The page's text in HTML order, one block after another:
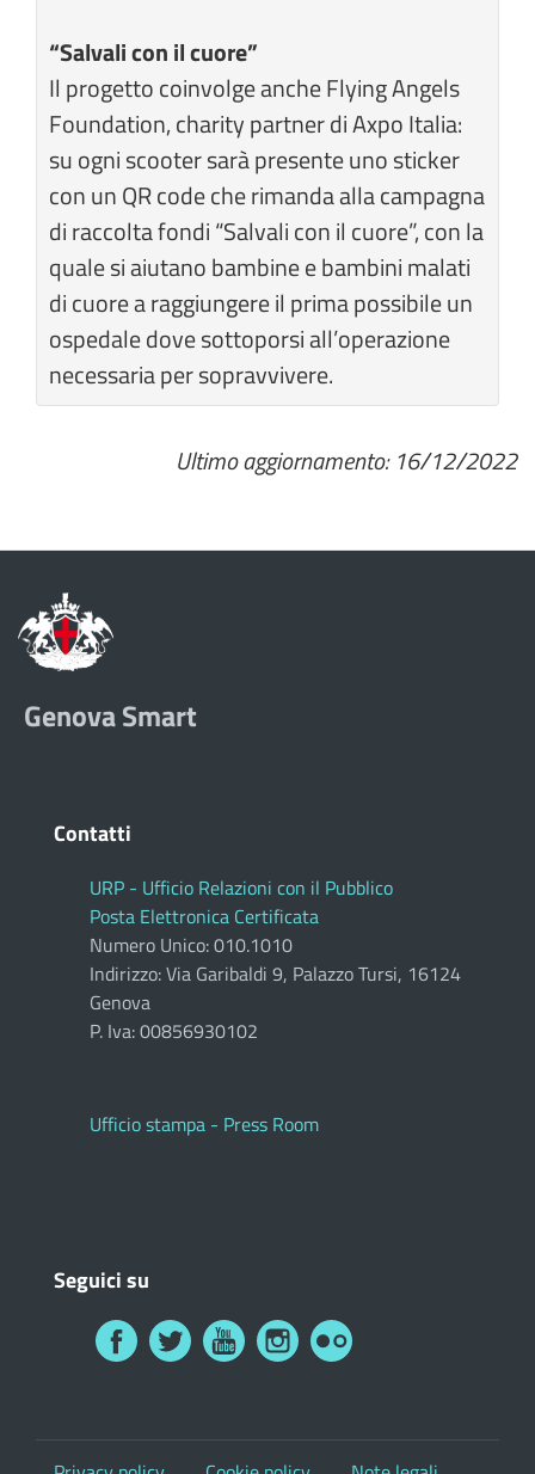
“Salvali con il cuore”
Il progetto coinvolge anche Flying Angels
Foundation, charity partner di Axpo Italia:
su ogni scooter sarà presente uno sticker
con un QR code che rimanda alla campagna
di raccolta fondi “Salvali con il cuore”, con la
quale si aiutano bambine e bambini malati
di cuore a raggiungere il prima possibile un
ospedale dove sottoporsi all’operazione
necessaria per sopravvivere.
Ultimo aggiornamento: 16/12/2022
Genova Smart
Contatti
URP - Ufficio Relazioni con il Pubblico
Posta Elettronica Certificata
Numero Unico: 010.1010
Indirizzo: Via Garibaldi 9, Palazzo Tursi, 16124
Genova
P. Iva: 00856930102
Ufficio stampa - Press Room
Seguici su